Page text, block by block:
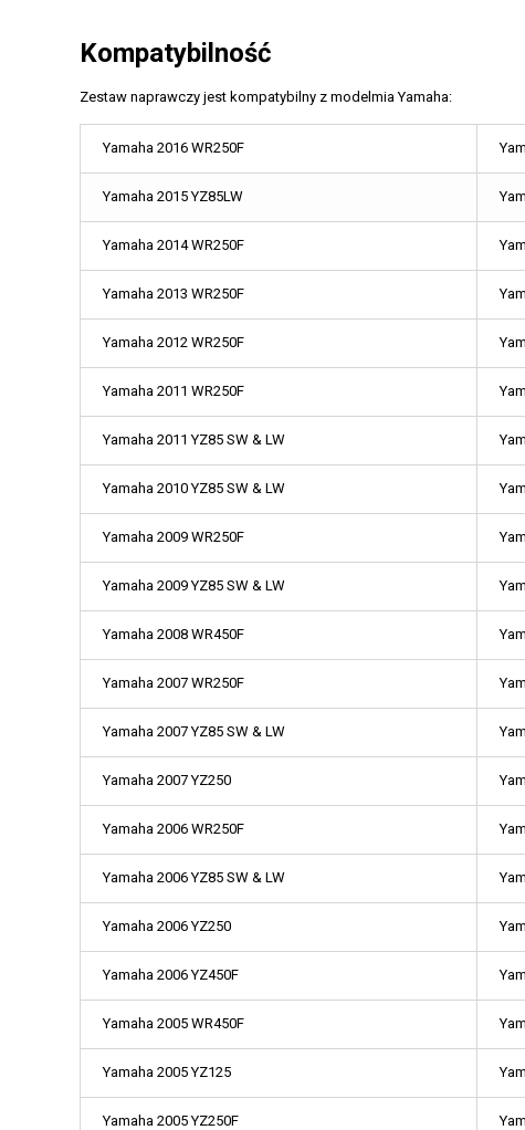
Kompatybilność
Zestaw naprawczy jest kompatybilny z modelmia Yamaha:
Yamaha 2016 WR250F
Yamaha 2015 YZ85LW
Yamaha 2014 WR250F
Yamaha 2013 WR250F
Yamaha 2012 WR250F
Yamaha 2011 WR250F
Yamaha 2011 YZ85 SW & LW
Yamaha 2010 YZ85 SW & LW
Yamaha 2009 WR250F
Yamaha 2009 YZ85 SW & LW
Yamaha 2008 WR450F
Yamaha 2007 WR250F
Yamaha 2007 YZ85 SW & LW
Yamaha 2007 YZ250
Yamaha 2006 WR250F
Yamaha 2006 YZ85 SW & LW
Yamaha 2006 YZ250
Yamaha 2006 YZ450F
Yamaha 2005 WR450F
Yamaha 2005 YZ125
Yamaha 2005 YZ250F